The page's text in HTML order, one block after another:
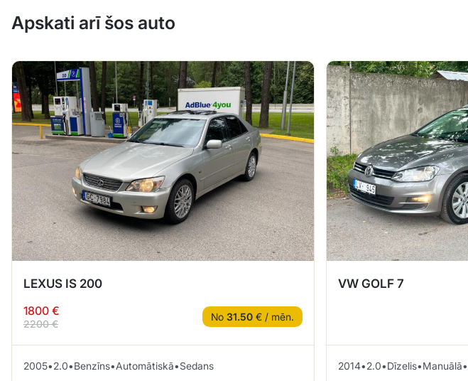
Apskati arī šos auto
LEXUS IS 200
1800 €
2200 €
No 31.50 € / mēn.
2005•2.0•Benzīns•Automātiskā•Sedans
VW GOLF 7
2014•2.0•Dīzelis•Manuālā•